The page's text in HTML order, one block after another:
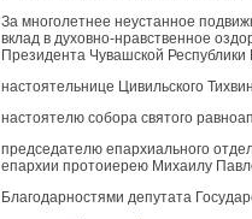
За многолетнее неустанное
вклад в духовно-нравственное
Президента Чувашской
настоятельнице Цивильского
настоятелю собора святого
председателю епархиального
епархии протоиерею Михаилу
Благодарностями депутата